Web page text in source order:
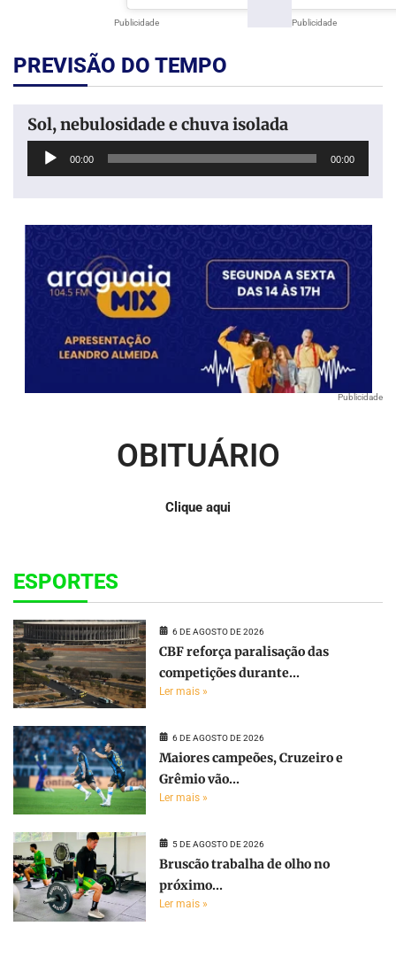
Publicidade Publicidade
PREVISÃO DO TEMPO
Sol, nebulosidade e chuva isolada
Tocador
00:00 00:00
Publicidade
OBITUÁRIO
Clique aqui
ESPORTES
6 DE AGOSTO DE 2026
CBF reforça paralisação das
competições durante...
Ler mais »
6 DE AGOSTO DE 2026
Maiores campeões, Cruzeiro e
Grêmio vão...
Ler mais »
5 DE AGOSTO DE 2026
Bruscão trabalha de olho no
próximo...
Ler mais »